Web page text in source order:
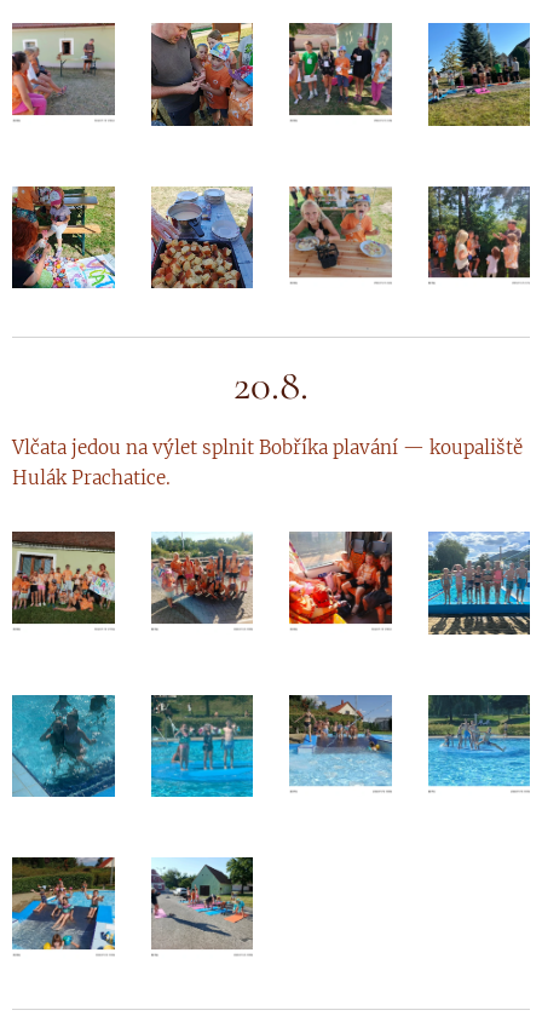
20.8.
Vlčata jedou na výlet splnit Bobříka plavání — koupaliště
Hulák Prachatice.